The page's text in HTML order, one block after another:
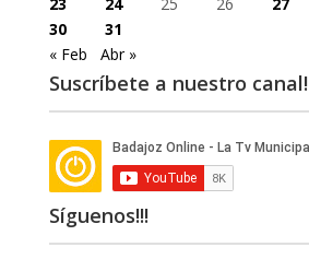
30
31
« Feb
Abr »
Suscríbete a nuestro canal!
Síguenos!!!